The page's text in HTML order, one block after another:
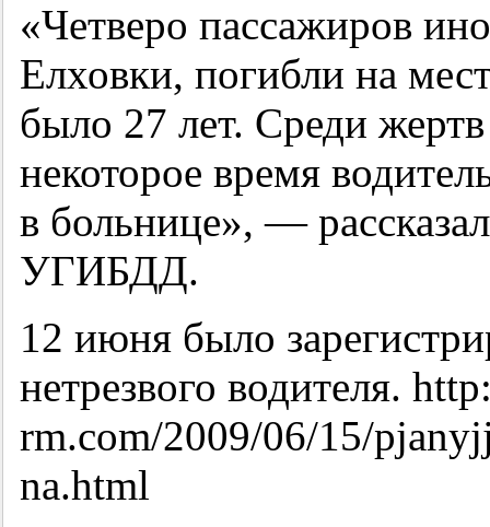
«Четверо пассажиров
Елховки, погибли на
было 27 лет. Среди
некоторое время
в больнице», —
УГИБДД.
12 июня было
нетрезвого водителя.
rm.com/2009/06/15/
na.html